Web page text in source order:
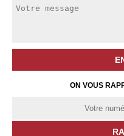
ON VOUS